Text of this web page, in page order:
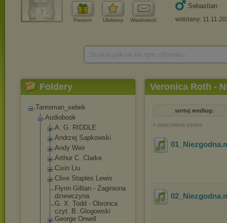
Prezent Ulubiony Wiadomość
Sebastian
widziany:
Foldery
Tanroman_sebek
Audiobook
A. G. RIDDLE
Andrzej Sapkowski
Andy Weir
Arthur C. Clarke
Cixin Liu
Clive Staples Lewis
Flynn Gillian - Zaginiona
dziewczyna
G. X. Todd - Obronca
czyt. B. Glogowski
George Orwell
Veronica Roth -
sortuj według:
« poprzednia strona
01_Niezgodna
02_Niezgodna